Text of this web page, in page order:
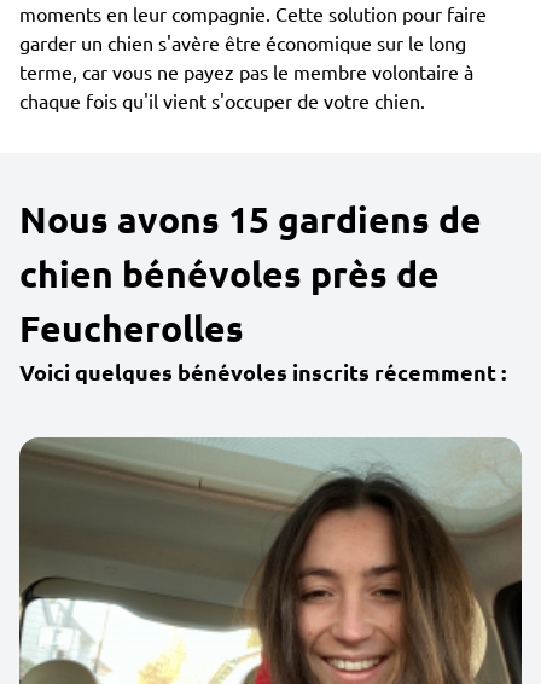
moments en leur compagnie. Cette solution pour faire
garder un chien s'avère être économique sur le long
terme, car vous ne payez pas le membre volontaire à
chaque fois qu'il vient s'occuper de votre chien.
Nous avons 15 gardiens de
chien bénévoles près de
Feucherolles
Voici quelques bénévoles inscrits récemment :